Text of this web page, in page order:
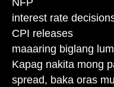
NFP
interest rate
CPI releases
maaaring biglang
Kapag nakita mong
spread, baka oras